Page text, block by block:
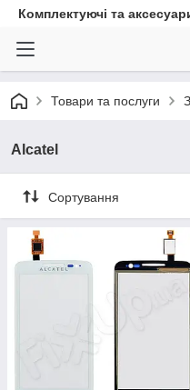
Комплектуючі та
Товари та послуги
Alcatel
Сортування